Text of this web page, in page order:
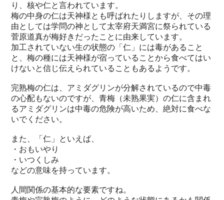
り、核や仁と言われています。
梅の中身の仁は天神様とも呼ばれたりしますが、その理
由としては学問の神として太宰府天満宮に祭られている
菅原道真が梅好きだったことに由来しています。
加工されていない生の状態の「仁」には毒があること
と、梅の種には天神様が宿っていることから食べてはい
けないと信じ伝えられていることもあるようです。
完熟梅の仁は、アミダグリンが分解されているので中毒
の心配もないのですが、青梅（未熟果実）の仁に含まれ
るアミダグリンは中毒の危険が高いため、絶対に食べな
いでください。
また、「仁」といえば、
・おもいやり
・いつくしみ
などの意味を持っています。
人間関係の基本的な要素ですね。